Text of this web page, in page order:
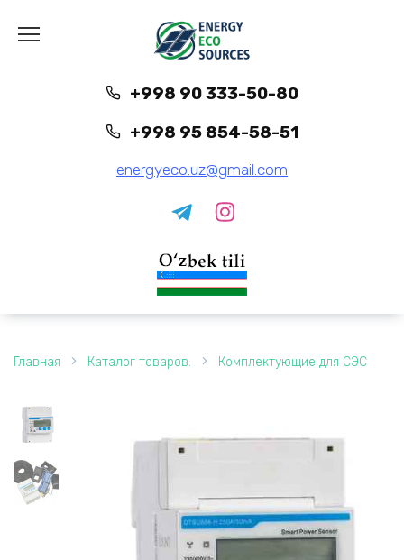
содержанию
+998 90 333-50-80
+998 95 854-58-51
energyeco.uz@gmail.com
Главная Каталог товаров. Комплектующие для СЭС